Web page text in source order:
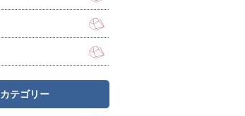
カテゴリー